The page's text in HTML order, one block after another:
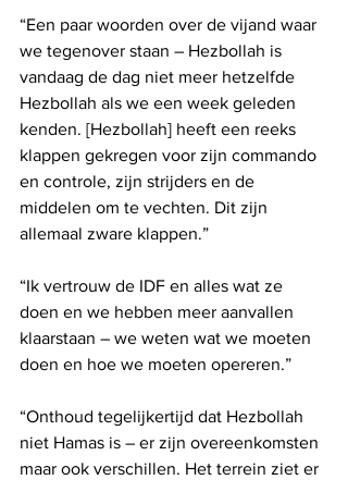
“Een paar woorden over de vijand waar
we tegenover staan ​​– Hezbollah is
vandaag de dag niet meer hetzelfde
Hezbollah als we een week geleden
kenden. [Hezbollah] heeft een reeks
klappen gekregen voor zijn commando
en controle, zijn strijders en de
middelen om te vechten. Dit zijn
allemaal zware klappen.”
“Ik vertrouw de IDF en alles wat ze
doen en we hebben meer aanvallen
klaarstaan ​​– we weten wat we moeten
doen en hoe we moeten opereren.”
“Onthoud tegelijkertijd dat Hezbollah
niet Hamas is – er zijn overeenkomsten
maar ook verschillen. Het terrein ziet er